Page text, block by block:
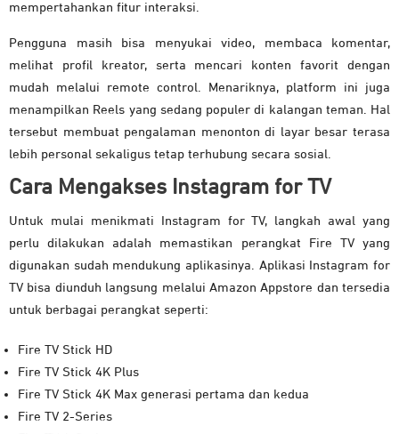
mempertahankan fitur interaksi.
Pengguna masih bisa menyukai video, membaca komentar,
melihat profil kreator, serta mencari konten favorit dengan
mudah melalui remote control. Menariknya, platform ini juga
menampilkan Reels yang sedang populer di kalangan teman. Hal
tersebut membuat pengalaman menonton di layar besar terasa
lebih personal sekaligus tetap terhubung secara sosial.
Cara Mengakses Instagram for TV
Untuk mulai menikmati Instagram for TV, langkah awal yang
perlu dilakukan adalah memastikan perangkat Fire TV yang
digunakan sudah mendukung aplikasinya. Aplikasi Instagram for
TV bisa diunduh langsung melalui Amazon Appstore dan tersedia
untuk berbagai perangkat seperti:
Fire TV Stick HD
Fire TV Stick 4K Plus
Fire TV Stick 4K Max generasi pertama dan kedua
Fire TV 2-Series